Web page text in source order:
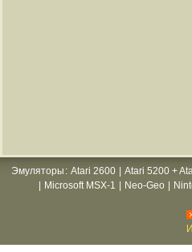
Эмуляторы : Atari 2600 Atari 5200 +
Microsoft MSX-1 Neo-Geo